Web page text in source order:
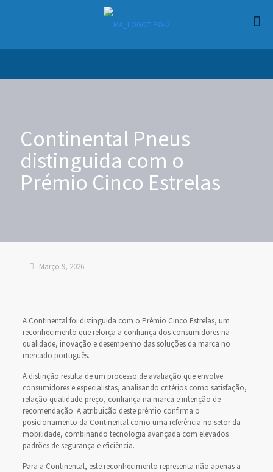
Continental Pneus
distinguida com o
Prémio Cinco Estrelas
Março 9, 2026
A Continental foi distinguida com o Prémio Cinco Estrelas, um
reconhecimento que reforça a confiança dos consumidores na
qualidade, inovação e desempenho das soluções da marca no
mercado português.
A distinção resulta de um processo de avaliação que envolve
consumidores e especialistas, analisando critérios como satisfação,
relação qualidade-preço, confiança na marca e intenção de
recomendação. A atribuição deste prémio confirma o
posicionamento da Continental como uma referência no setor da
mobilidade, combinando tecnologia avançada com elevados
padrões de segurança e eficiência.
Para a Continental, este reconhecimento representa não apenas a